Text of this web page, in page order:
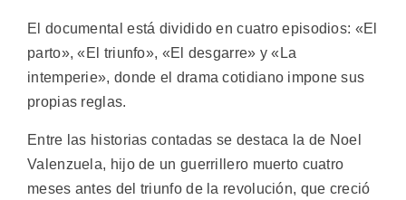
El documental está dividido en cuatro episodios: «El
parto», «El triunfo», «El desgarre» y «La
intemperie», donde el drama cotidiano impone sus
propias reglas.
Entre las historias contadas se destaca la de Noel
Valenzuela, hijo de un guerrillero muerto cuatro
meses antes del triunfo de la revolución, que creció